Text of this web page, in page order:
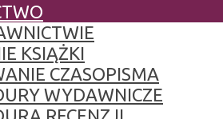
KSIĄŻKI
CZASOPISMA
WYDAWNICZE